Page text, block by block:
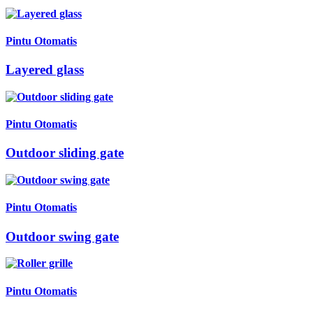
Pintu Otomatis
Layered glass
Pintu Otomatis
Outdoor sliding gate
Pintu Otomatis
Outdoor swing gate
Pintu Otomatis